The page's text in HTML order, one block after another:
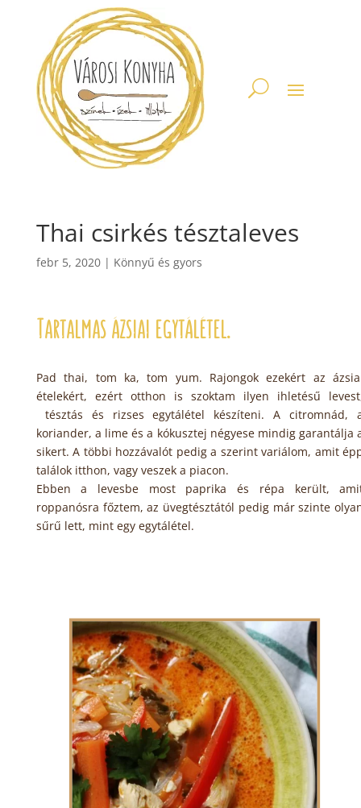
Thai csirkés tésztaleves
febr 5, 2020| Könnyű és gyors
Tartalmas ázsiai egytálétel.
Pad thai, tom ka, tom yum. Rajongok ezekért az
ételekért, ezért otthon is szoktam ilyen ihletésű
tésztás és rizses egytálétel készíteni. A citromnád,
koriander, a lime és a kókusztej négyese mindig garantálja
sikert. A többi hozzávalót pedig a szerint variálom, amit
találok itthon, vagy veszek a piacon.
Ebben a levesbe most paprika és répa került,
roppanósra főztem, az üvegtésztától pedig már szinte
sűrű lett, mint egy egytálétel.